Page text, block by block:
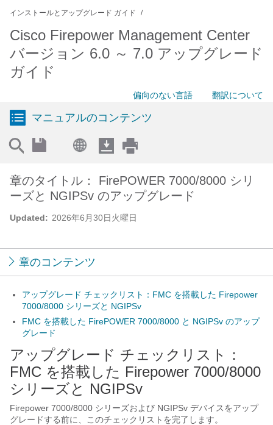
インストールとアップグレード ガイド
Cisco Firepower Management Center
バージョン 6.0 ～ 7.0 アップグレード
ガイド
偏向のない言語 翻訳について
マニュアルのコンテンツ
Updated: 2026年6月30日火曜日
章のタイトル： FirePOWER 7000/8000 シリ
ーズと NGIPSv のアップグレード
章のコンテンツ
アップグレード チェックリスト：FMC を搭載した Firepower
7000/8000 シリーズと NGIPSv
FMC を搭載した FirePOWER 7000/8000 と NGIPSv のアップ
グレード
アップグレード チェックリスト：
FMC を搭載した Firepower 7000/8000
シリーズと NGIPSv
Firepower 7000/8000 シリーズおよび NGIPSv デバイスをアップ
グレードする前に、このチェックリストを完了します。